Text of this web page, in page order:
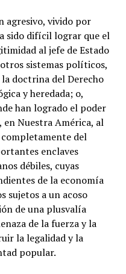
agresivo, vivido por
sido difícil lograr que el
al jefe de Estado
sistemas políticos,
doctrina del Derecho
y heredada; o,
han logrado el poder
en Nuestra América, al
del
enclaves
débiles, cuyas
de la economía
sujetos a un acoso
de una plusvalía
de la fuerza y la
la legalidad y la
popular.